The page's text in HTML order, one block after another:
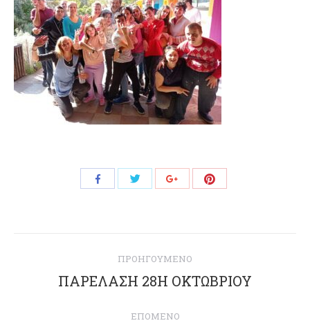
Share
Share
Share
navigation
ΠΡΟΗΓΟΎΜΕΝΟ
Previous
ΠΑΡΕΛΑΣΗ 28Η ΟΚΤΩΒΡΙΟΥ
ΕΠΌΜΕΝΟ